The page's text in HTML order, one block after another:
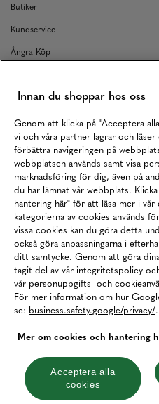
Butiker
Kundservice
Ångra Köp
Returer
Köpvillkor
Karriär
Vårt Ansvar
Våra Tjänster
Press
Studentrabatt
B2B
Tillgänglighetsredogörelse
Betalningar online
Cookies Integritetspolicy
Hantera cookies
Innan du shoppar hos oss
Genom att klicka på "Acceptera
vi och våra partner lagrar och
förbättra navigeringen på
webbplatsen används samt visa
marknadsföring för dig, även på
du har lämnat vår webbplats.
hantering här" för att läsa mer i
kategorierna av cookies används
vissa cookies kan du göra detta
också göra anpassningarna i
ditt samtycke. Genom att göra
tagit del av vår integritetspolicy
vår personuppgifts- och
För mer information om hur
se: business.safety.google/privacy/.
Mer om cookies och hantering
Acceptera alla
cookies